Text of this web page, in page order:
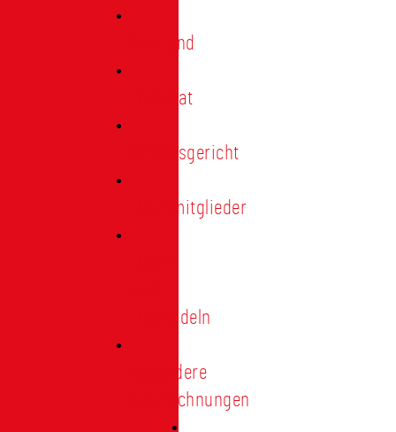
Vorstand
Ehrenrat
Schiedsgericht
Ehrenmitglieder
Treunadeln
Besondere
Auszeichnungen